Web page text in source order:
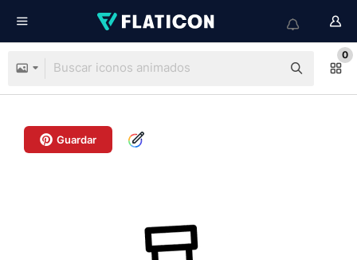
0
Guardar